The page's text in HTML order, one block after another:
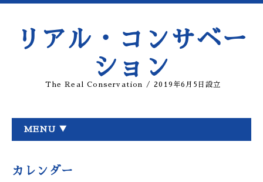
リアル・コンサベー
ション
The Real Conservation / 2019年6月5日設立
MENU ▼
カレンダー